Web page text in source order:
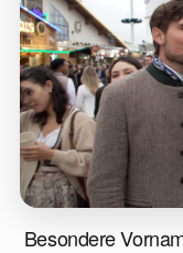
Besondere